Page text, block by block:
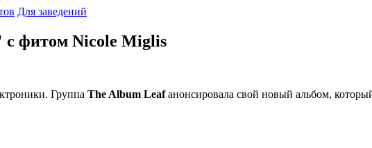
Для заведений
с фитом Nicole Miglis
Группа The Album Leafанонсировала свой новый альбом,